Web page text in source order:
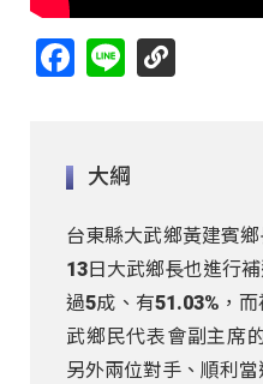
Facebook
Line
大綱
台東縣大武鄉黃建賓
13日大武鄉長也進行
過5成、有51.03%，
武鄉民代表會副主席
另外兩位對手、順利當